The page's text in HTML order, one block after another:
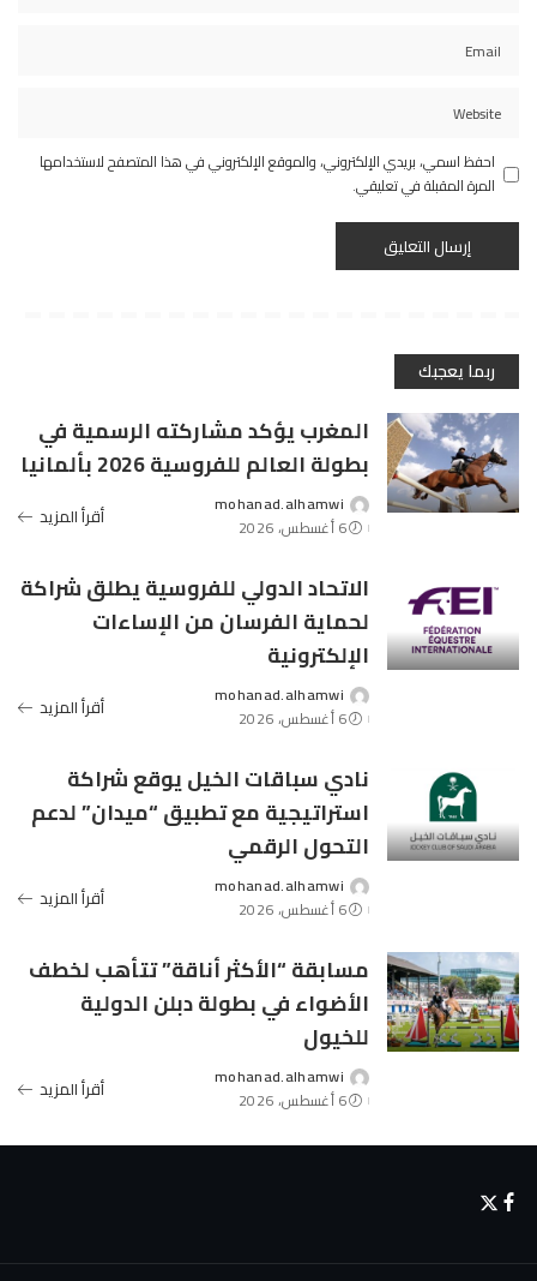
احفظ اسمي، بريدي الإلكتروني، والموقع الإلكتروني في هذا المتصفح لاستخدامها
المرة المقبلة في تعليقي.
ربما يعجبك
المغرب يؤكد مشاركته الرسمية في
بطولة العالم للفروسية 2026 بألمانيا
Posted
by
mohanad.alhamwi
6 أغسطس، 2026
أقرأ المزيد
الاتحاد الدولي للفروسية يطلق شراكة
لحماية الفرسان من الإساءات
الإلكترونية
Posted
by
mohanad.alhamwi
6 أغسطس، 2026
أقرأ المزيد
نادي سباقات الخيل يوقع شراكة
استراتيجية مع تطبيق “ميدان” لدعم
التحول الرقمي
Posted
by
mohanad.alhamwi
6 أغسطس، 2026
أقرأ المزيد
مسابقة “الأكثر أناقة” تتأهب لخطف
الأضواء في بطولة دبلن الدولية
للخيول
Posted
by
mohanad.alhamwi
6 أغسطس، 2026
أقرأ المزيد